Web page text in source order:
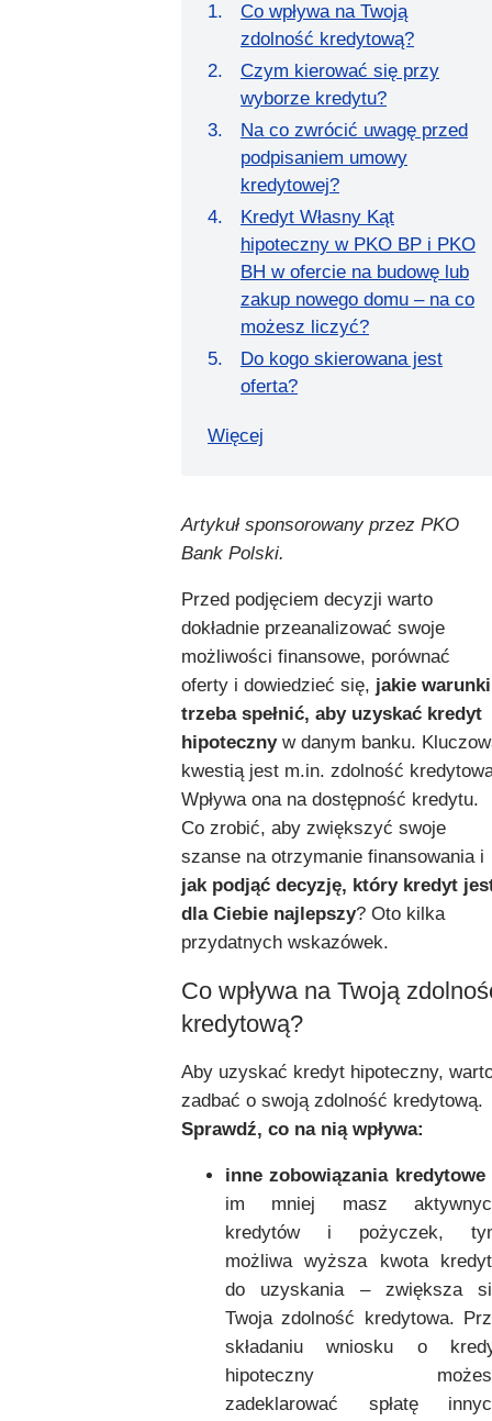
Co wpływa na Twoją
zdolność kredytową?
Czym kierować się przy
wyborze kredytu?
Na co zwrócić uwagę przed
podpisaniem umowy
kredytowej?
Kredyt Własny Kąt
hipoteczny w PKO BP i PKO
BH w ofercie na budowę lub
zakup nowego domu – na co
możesz liczyć?
Do kogo skierowana jest
oferta?
Więcej
Artykuł sponsorowany przez PKO
Bank Polski.
Przed podjęciem decyzji warto
dokładnie przeanalizować swoje
możliwości finansowe, porównać
oferty i dowiedzieć się, jakie warunki
trzeba spełnić, aby uzyskać kredyt
hipoteczny w danym banku.
kwestią jest m.in. zdolność
Wpływa ona na dostępność kredytu.
Co zrobić, aby zwiększyć swoje
szanse na otrzymanie finansowania i
jak podjąć decyzję, który kredyt
dla Ciebie najlepszy? Oto kilka
przydatnych wskazówek.
Co wpływa na Twoją
kredytową?
Aby uzyskać kredyt hipoteczny,
zadbać o swoją zdolność kredytową.
Sprawdź, co na nią wpływa:
inne zobowiązania kredytowe
im mniej masz
kredytów i pożyczek,
możliwa wyższa kwota
do uzyskania – zwiększa
Twoja zdolność kredytowa.
składaniu wniosku o
hipoteczny
zadeklarować spłatę